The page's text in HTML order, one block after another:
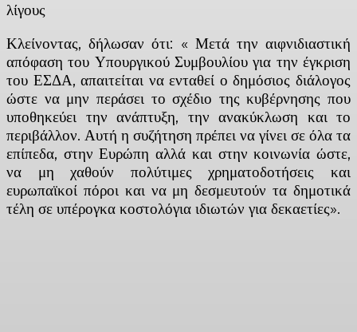
λίγους
Κλείνοντας, δήλωσαν ότι: « Μετά την αιφνιδιαστική
απόφαση του Υπουργικού Συμβουλίου για την έγκριση
του ΕΣΔΑ, απαιτείται να ενταθεί ο δημόσιος διάλογος
ώστε να μην περάσει το σχέδιο της κυβέρνησης που
υποθηκεύει την ανάπτυξη, την ανακύκλωση και το
περιβάλλον. Αυτή η συζήτηση πρέπει να γίνει σε όλα τα
επίπεδα, στην Ευρώπη αλλά και στην κοινωνία ώστε,
να μη χαθούν πολύτιμες χρηματοδοτήσεις και
ευρωπαϊκοί πόροι και να μη δεσμευτούν τα δημοτικά
τέλη σε υπέρογκα κοστολόγια ιδιωτών για δεκαετίες».